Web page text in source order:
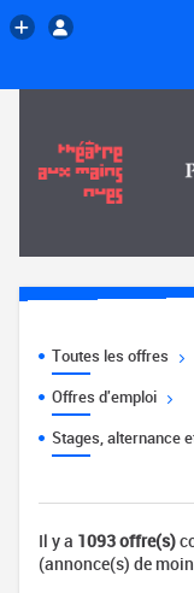
Toutes les offres
Offres d'emploi
Stages, alternance
Il y a 1093 offre(s)
(annonce(s) de